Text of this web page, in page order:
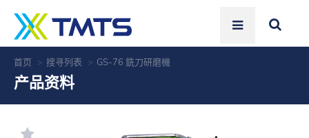
首页 搜寻列表 GS-76 銑刀研磨機
产品资料